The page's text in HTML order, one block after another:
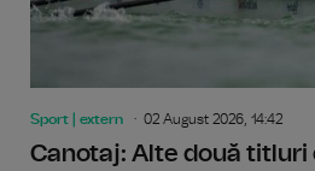
Sport | extern 02 August 2026, 14:42
Canotaj: Alte două titluri